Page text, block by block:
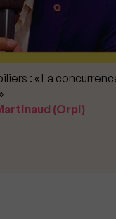
: « La
(Orpi)